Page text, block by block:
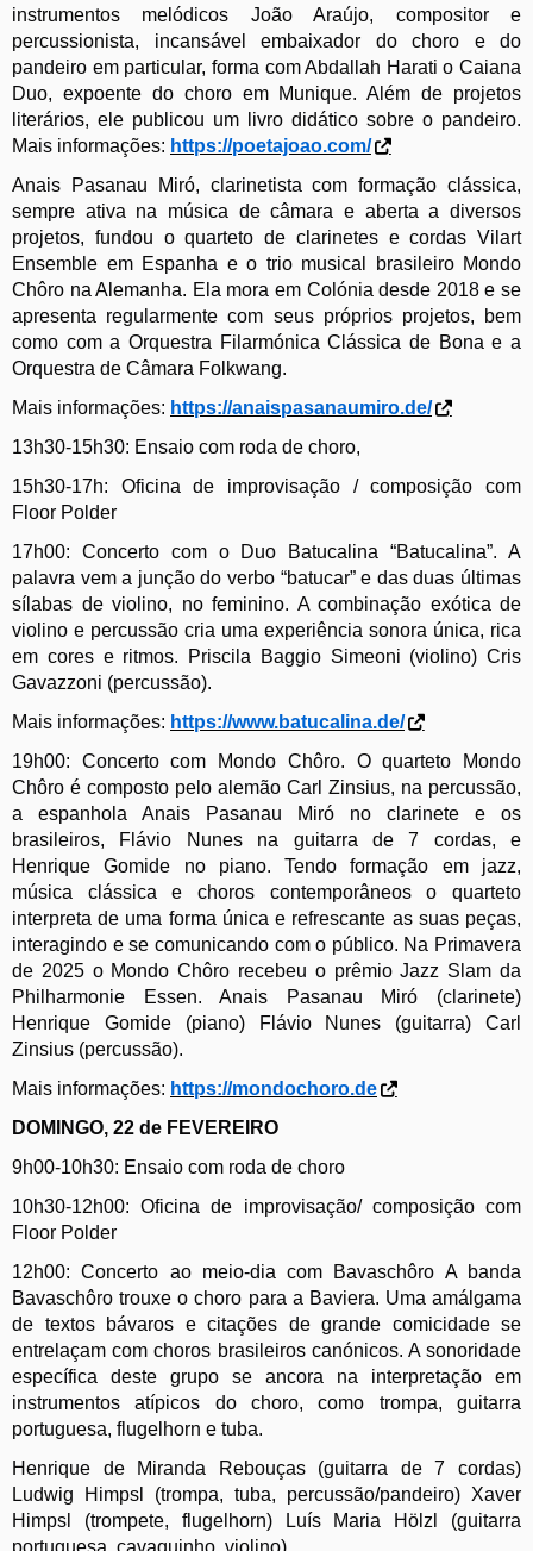
instrumentos melódicos João Araújo, compositor e
percussionista, incansável embaixador do choro e do
pandeiro em particular, forma com Abdallah Harati o Caiana
Duo, expoente do choro em Munique. Além de projetos
literários, ele publicou um livro didático sobre o pandeiro.
Mais informações: https://poetajoao.com/
Anais Pasanau Miró, clarinetista com formação clássica,
sempre ativa na música de câmara e aberta a diversos
projetos, fundou o quarteto de clarinetes e cordas Vilart
Ensemble em Espanha e o trio musical brasileiro Mondo
Chôro na Alemanha. Ela mora em Colónia desde 2018 e se
apresenta regularmente com seus próprios projetos, bem
como com a Orquestra Filarmónica Clássica de Bona e a
Orquestra de Câmara Folkwang.
Mais informações: https://anaispasanaumiro.de/
13h30-15h30: Ensaio com roda de choro,
15h30-17h: Oficina de improvisação / composição com
Floor Polder
17h00: Concerto com o Duo Batucalina “Batucalina”. A
palavra vem a junçãodo verbo “batucar” e das duas últimas
sílabas de violino, no feminino. A combinação exótica de
violino e percussão cria uma experiência sonora única, rica
em cores e ritmos. Priscila Baggio Simeoni (violino) Cris
Gavazzoni (percussão).
Mais informações: https://www.batucalina.de/
19h00: Concerto com Mondo Chôro. O quarteto Mondo
Chôro é composto pelo alemão Carl Zinsius, na percussão,
a espanhola Anais Pasanau Miró no clarinete e os
brasileiros, Flávio Nunes na guitarra de 7 cordas, e
Henrique Gomide no piano. Tendo formação em jazz,
música clássica e choros contemporâneos o quarteto
interpreta de uma forma única e refrescante as suas peças,
interagindo ese comunicando com o público. Na Primavera
de 2025 o Mondo Chôro recebeu o prêmio Jazz Slam da
Philharmonie Essen. Anais Pasanau Miró (clarinete)
Henrique Gomide (piano) Flávio Nunes (guitarra) Carl
Zinsius (percussão).
Mais informações: https://mondochoro.de
DOMINGO, 22 de FEVEREIRO
9h00-10h30: Ensaio com roda de choro
10h30-12h00: Oficina de improvisação/ composição com
Floor Polder
12h00: Concerto ao meio-dia com Bavaschôro A banda
Bavaschôro trouxe o choro para a Baviera. Uma amálgama
de textos bávaros e citações de grande comicidade se
entrelaçam com choros brasileiros canónicos. A sonoridade
específica deste grupo se ancora na interpretação em
instrumentos atípicos do choro, como trompa, guitarra
portuguesa, flugelhorn e tuba.
Henrique de Miranda Rebouças (guitarra de 7 cordas)
Ludwig Himpsl (trompa, tuba, percussão/pandeiro) Xaver
Himpsl (trompete, flugelhorn) Luís Maria Hölzl (guitarra
portuguesa, cavaquinho, violino).